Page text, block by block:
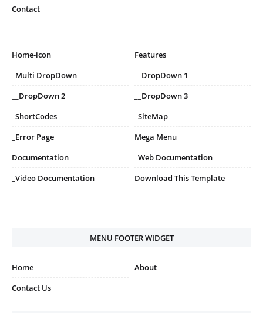
Contact
Home-icon
Features
_Multi DropDown
__DropDown 1
__DropDown 2
__DropDown 3
_ShortCodes
_SiteMap
_Error Page
Mega Menu
Documentation
_Web Documentation
_Video Documentation
Download This Template
MENU FOOTER WIDGET
Home
About
Contact Us